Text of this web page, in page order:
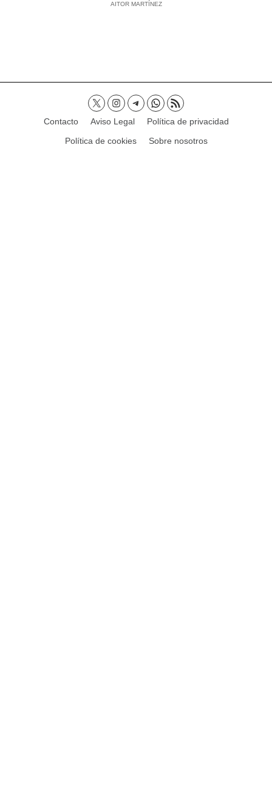
AITOR MARTÍNEZ
Contacto Aviso Legal
Política de privacidad
Política de cookies
Sobre nosotros